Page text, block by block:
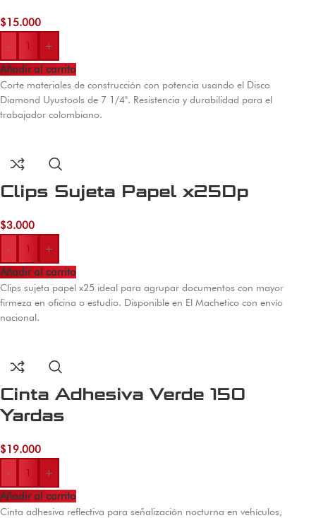
$15.000
-
+
Añadir al carrito
Corte materiales de construcción con potencia usando el Disco
Diamond Uyustools de 7 1/4". Resistencia y durabilidad para el
trabajador colombiano.
Clips Sujeta Papel x25Dp
$3.000
-
+
Añadir al carrito
Clips sujeta papel x25 ideal para agrupar documentos con mayor
firmeza en oficina o estudio. Disponible en El Machetico con envío
nacional.
Cinta Adhesiva Verde 150
Yardas
$19.000
-
+
Añadir al carrito
Cinta adhesiva reflectiva para señalización nocturna en vehículos,